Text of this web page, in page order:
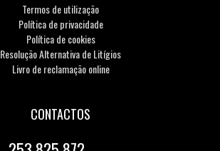
Termos de utilização
Política de privacidade
Política de cookies
Resolução Alternativa de Litígios
Livro de reclamação online
CONTACTOS